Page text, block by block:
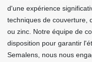
d'une expérience
techniques de couverture,
ou zinc. Notre équipe de
disposition pour garantir
Semalens, nous nous